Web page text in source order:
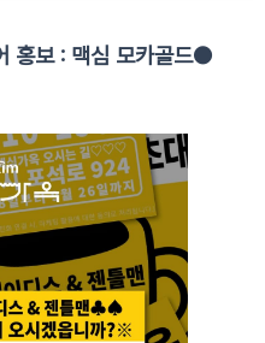
홍보 : 맥심 모카골드●